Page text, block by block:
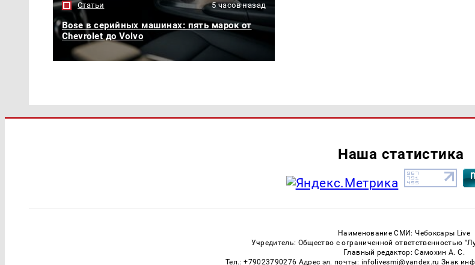
Статьи 5 часов назад
Bose в серийных машинах: пять марок от
Chevrolet до Volvo
Наша статистика
Наименование СМИ: Чебоксары Live
Учредитель: Общество с ограниченной ответственностью
Главный редактор: Самохин А. С.
Тел.: +79023790276 Адрес эл. почты: infolivesmi@yandex.ru Знак